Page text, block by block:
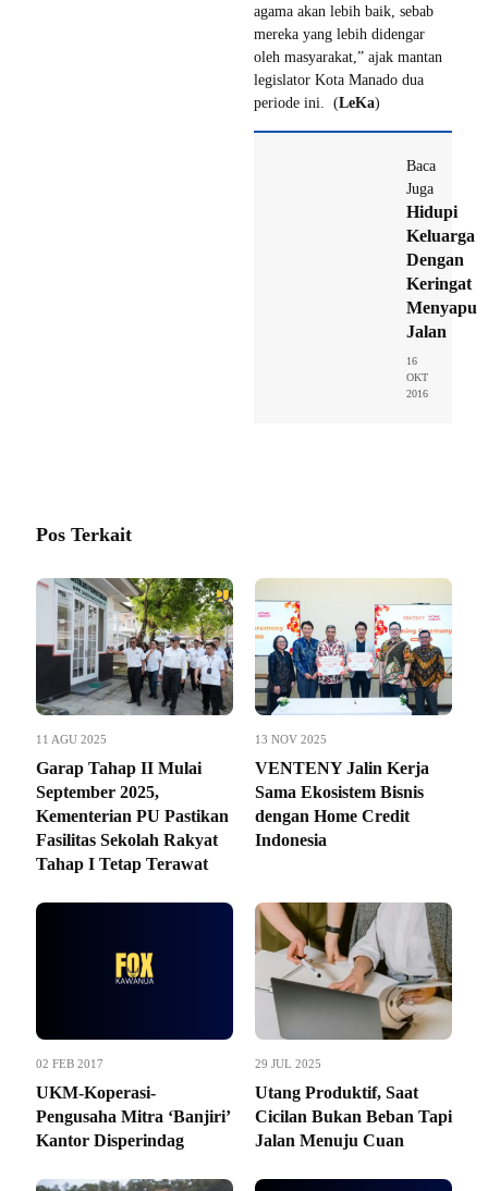
agama akan lebih baik, sebab
mereka yang lebih didengar
oleh masyarakat,” ajak mantan
legislator Kota Manado dua
periode ini. (LeKa)
Baca
Juga
Hidupi
Keluarga
Dengan
Keringat
Menyapu
Jalan
16
OKT
2016
Pos Terkait
11 AGU 2025
Garap Tahap II Mulai
September 2025,
Kementerian PU Pastikan
Fasilitas Sekolah Rakyat
Tahap I Tetap Terawat
13 NOV 2025
VENTENY Jalin Kerja
Sama Ekosistem Bisnis
dengan Home Credit
Indonesia
02 FEB 2017
UKM-Koperasi-
Pengusaha Mitra ‘Banjiri’
Kantor Disperindag
29 JUL 2025
Utang Produktif, Saat
Cicilan Bukan Beban Tapi
Jalan Menuju Cuan